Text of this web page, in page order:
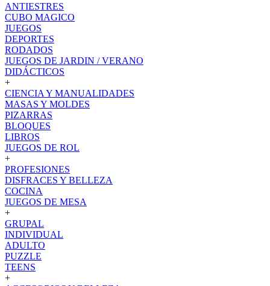
ANTIESTRES
CUBO MAGICO
JUEGOS
DEPORTES
RODADOS
JUEGOS DE JARDIN / VERANO
DIDÁCTICOS
+
CIENCIA Y MANUALIDADES
MASAS Y MOLDES
PIZARRAS
BLOQUES
LIBROS
JUEGOS DE ROL
+
PROFESIONES
DISFRACES Y BELLEZA
COCINA
JUEGOS DE MESA
+
GRUPAL
INDIVIDUAL
ADULTO
PUZZLE
TEENS
+